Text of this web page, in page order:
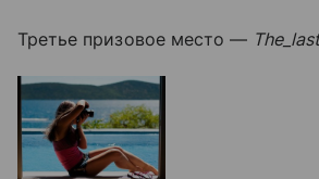
Третье призовое место —